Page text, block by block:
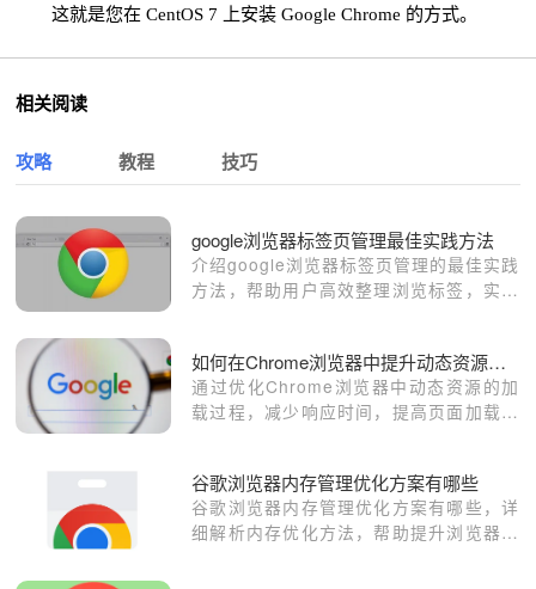
这就是您在 CentOS 7 上安装 Google Chrome 的方式。
相关阅读
攻略 教程 技巧
google浏览器标签页管理最佳实践方法
介绍google浏览器标签页管理的最佳实践
方法，帮助用户高效整理浏览标签，实现
如何在Chrome浏览器中提升动态资源加载的响应时间
通过优化Chrome浏览器中动态资源的加
载过程，减少响应时间，提高页面加载的
谷歌浏览器内存管理优化方案有哪些
谷歌浏览器内存管理优化方案有哪些，详
细解析内存优化方法，帮助提升浏览器运